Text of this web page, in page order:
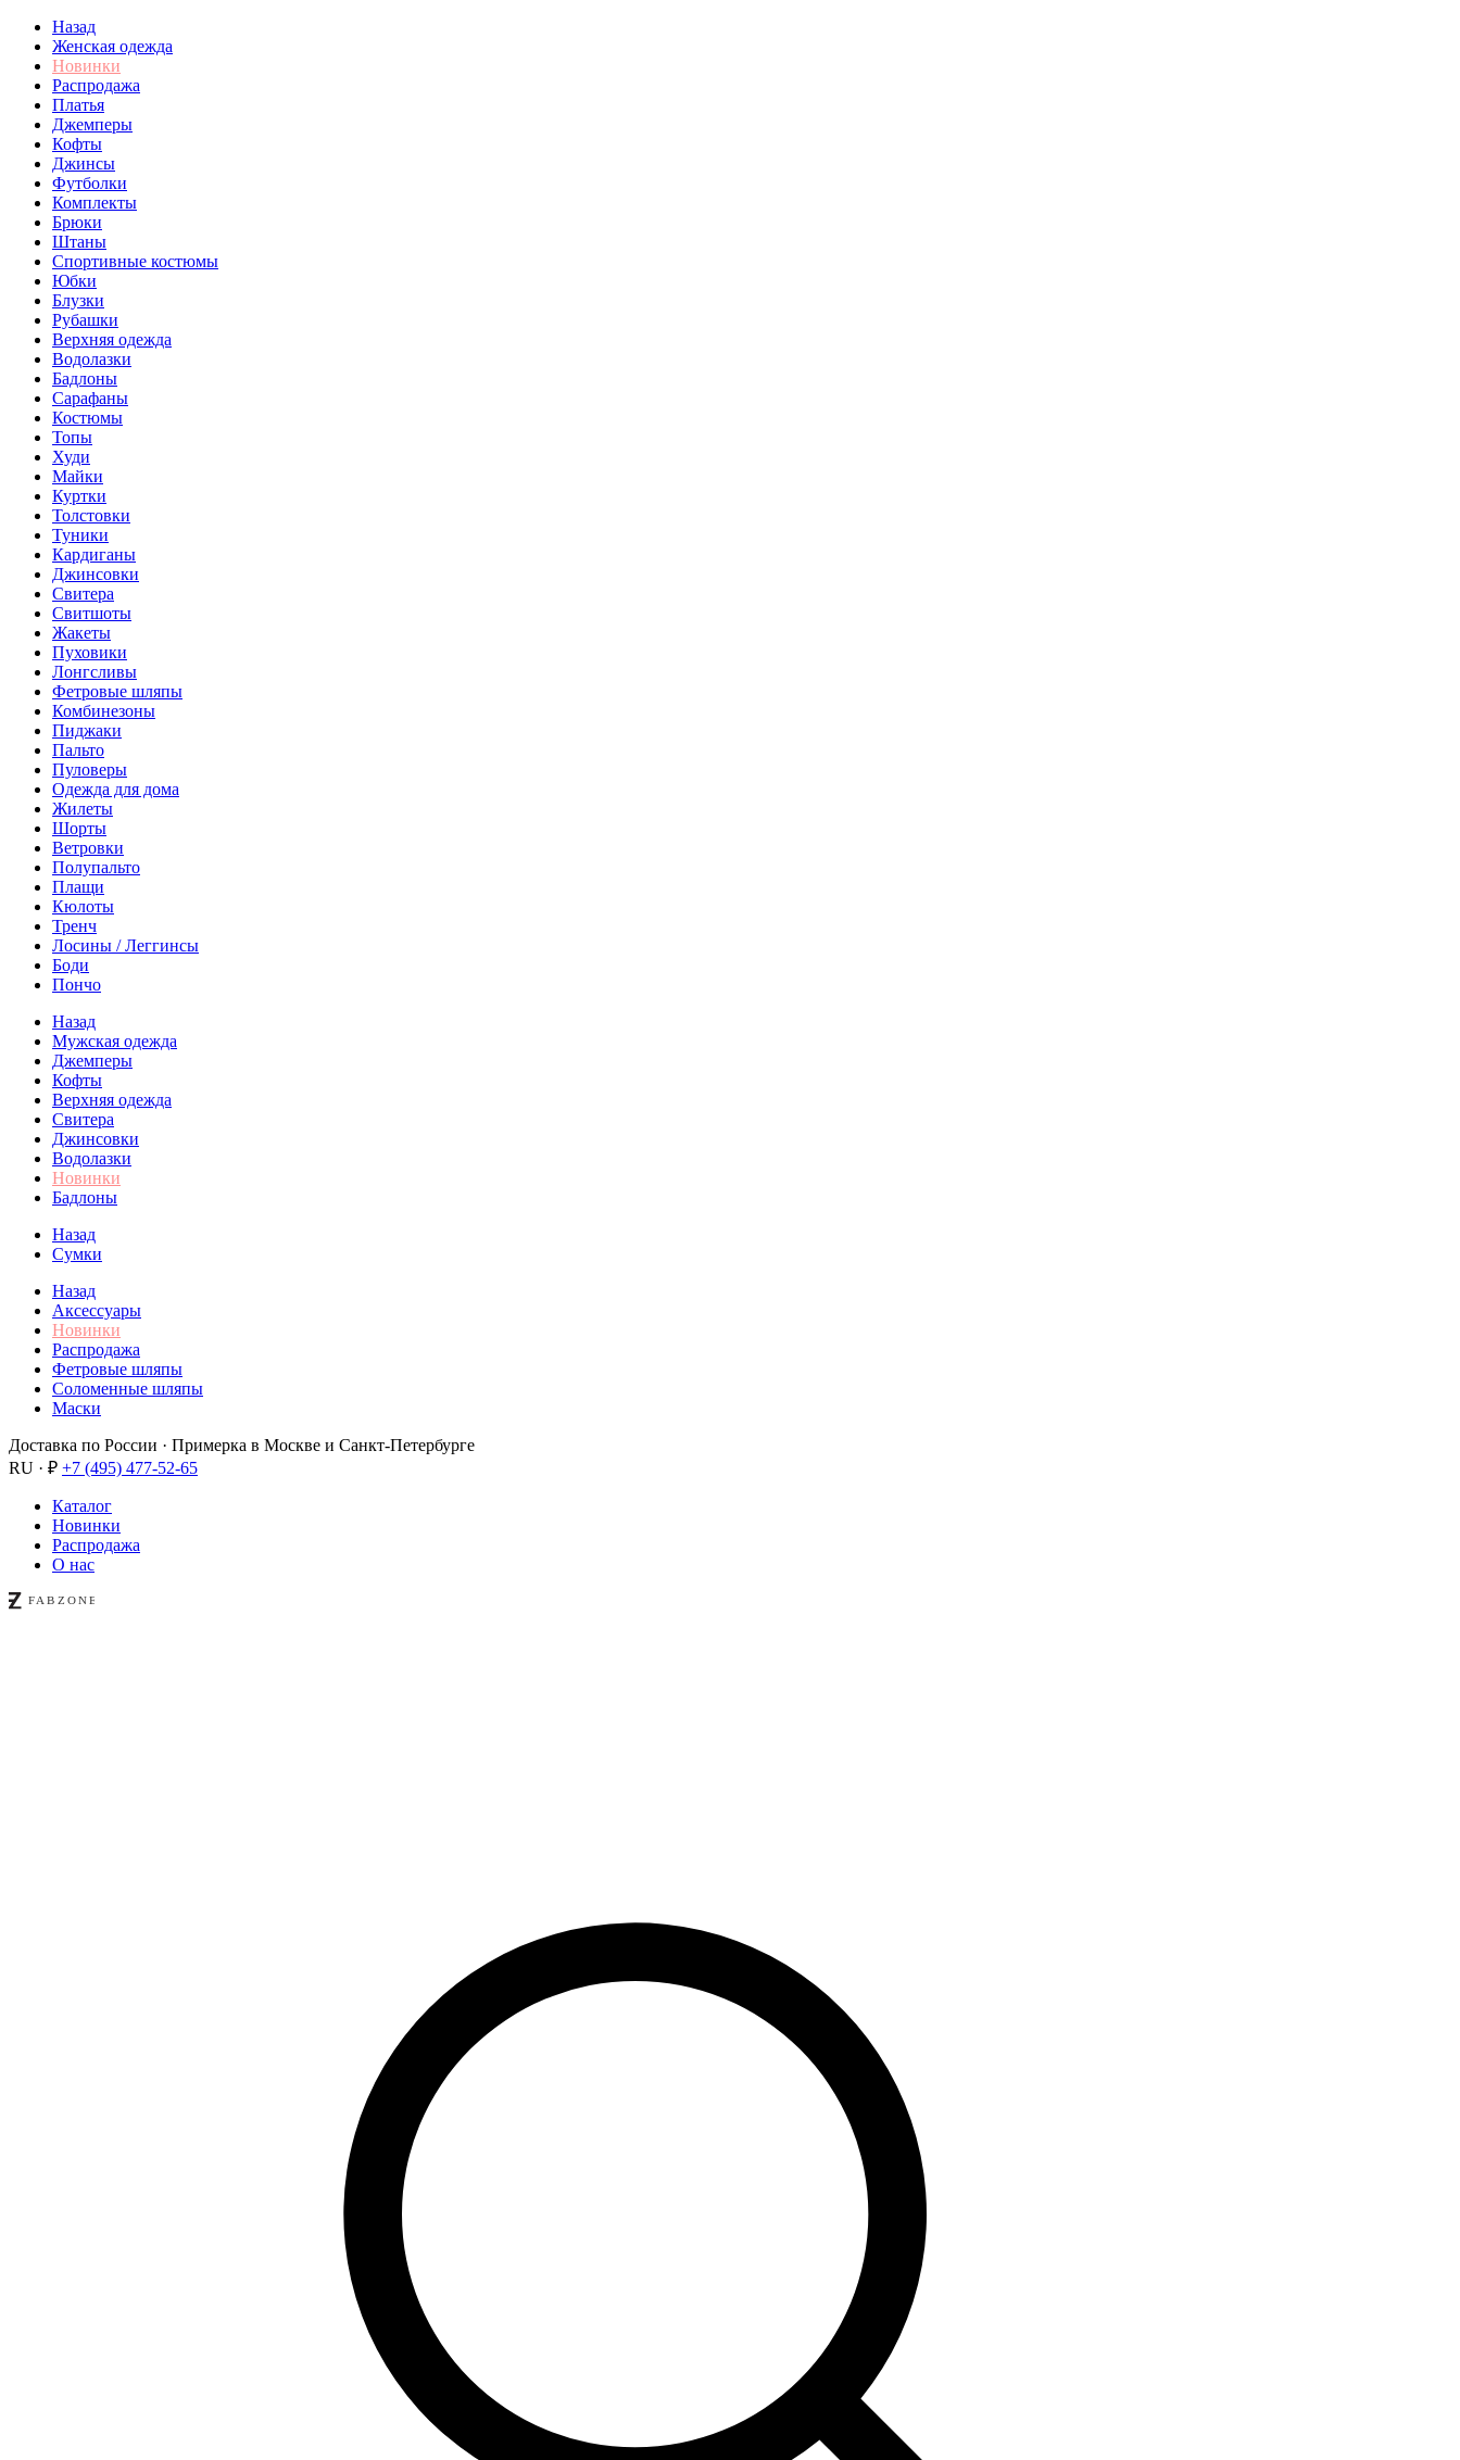
Назад
Женская одежда
Новинки
Распродажа
Платья
Джемперы
Кофты
Джинсы
Футболки
Комплекты
Брюки
Штаны
Спортивные костюмы
Юбки
Блузки
Рубашки
Верхняя одежда
Водолазки
Бадлоны
Сарафаны
Костюмы
Топы
Худи
Майки
Куртки
Толстовки
Туники
Кардиганы
Джинсовки
Свитера
Свитшоты
Жакеты
Пуховики
Лонгсливы
Фетровые шляпы
Комбинезоны
Пиджаки
Пальто
Пуловеры
Одежда для дома
Жилеты
Шорты
Ветровки
Полупальто
Плащи
Кюлоты
Тренч
Лосины / Леггинсы
Боди
Пончо
Назад
Мужская одежда
Джемперы
Кофты
Верхняя одежда
Свитера
Джинсовки
Водолазки
Новинки
Бадлоны
Назад
Сумки
Назад
Аксессуары
Новинки
Распродажа
Фетровые шляпы
Соломенные шляпы
Маски
Доставка по России · Примерка в Москве и Санкт-Петербурге
RU · ₽ +7 (495) 477-52-65
Каталог
Новинки
Распродажа
О нас